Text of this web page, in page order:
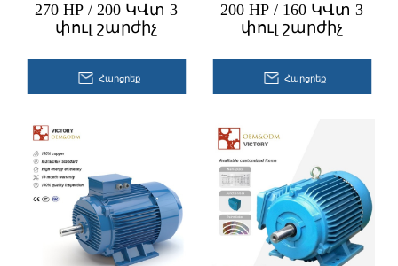
270 HP / 200 ԿՎտ 3
փուլ շարժիչ
Հարցրեք
200 HP / 160 ԿՎտ 3
փուլ շարժիչ
Հարցրեք